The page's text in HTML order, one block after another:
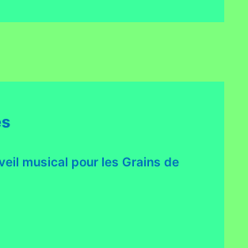
musical pour les Grains de